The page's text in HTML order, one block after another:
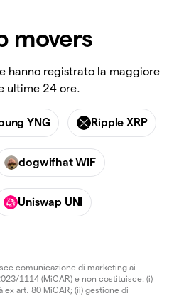
movers
hanno registrato la maggiore
ultime 24 ore.
YNG Ripple XRP
dogwifhat WIF
Uniswap UNI
comunicazione di marketing ai
1114 (MiCAR) e non costituisce: (i)
art. 80 MiCAR; (ii) gestione di